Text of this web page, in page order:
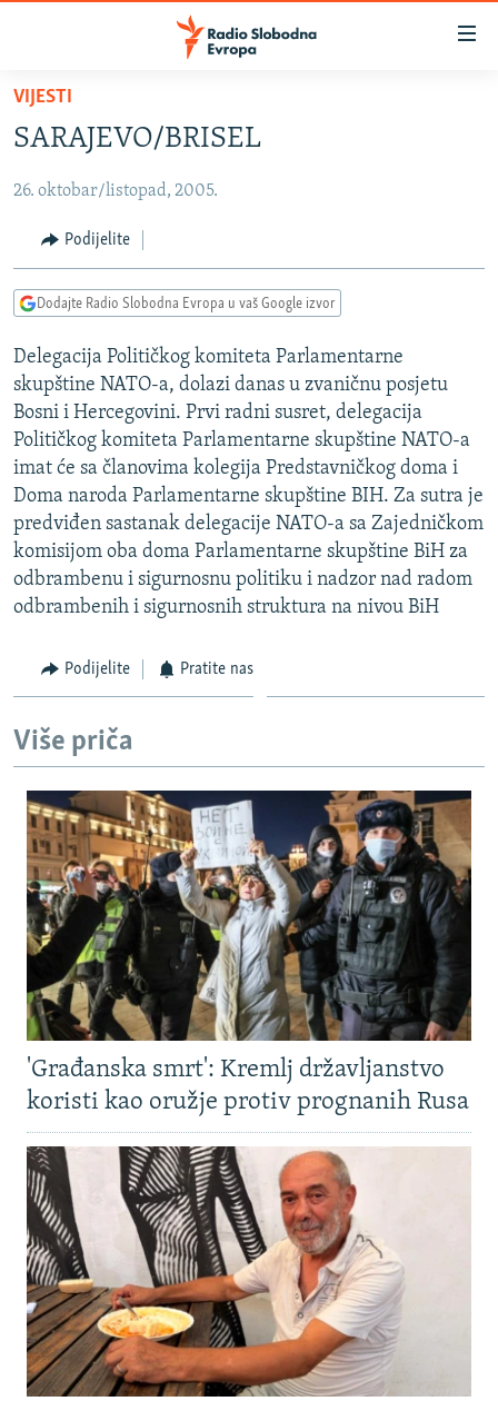
Pređite
glavni
Pređite
Pređite
pretragu
BOSNA I HERCEGOVINA
SRBIJA
KOSOVO
VIZUELNO
VIDEO
FOTOGALERIJE
INFOGRAFIKE
PODCASTI
RAT U UKRAJINI
KINA NA BALKANU
RSE PRIČE IZ SVIJETA
ISPRIČAJ MI
DNEVNO@RSE
SPECIJALI RSE
GENOCID U SREBRENICI
TV LIBERTY
POST SCRIPTUM
MOJA EVROPA
TRI DECENIJE OD RATA U BIH
SVE KARTE DEJTONA
NASTANAK I RASPAD JUGOSLAVIJE
PRATITE NAS
Sve RFE/RL stranice
VIJESTI
SARAJEVO/BRISEL
26. oktobar/listopad, 2005.
Podijelite
Dodajte Radio Slobodna Evropa u vaš Google izvor
Delegacija Političkog komiteta Parlamentarne
skupštine NATO-a, dolazi danas u zvaničnu posjetu
Bosni i Hercegovini. Prvi radni susret, delegacija
Političkog komiteta Parlamentarne skupštine NATO-a
imat će sa članovima kolegija Predstavničkog doma i
Doma naroda Parlamentarne skupštine BIH. Za sutra je
predviđen sastanak delegacije NATO-a sa Zajedničkom
komisijom oba doma Parlamentarne skupštine BiH za
odbrambenu i sigurnosnu politiku i nadzor nad radom
odbrambenih i sigurnosnih struktura na nivou BiH
Podijelite Pratite nas
Više priča
'Građanska smrt': Kremlj državljanstvo
koristi kao oružje protiv prognanih Rusa